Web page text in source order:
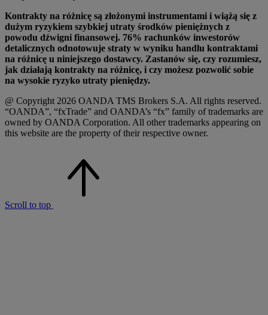
Kontrakty na różnicę są złożonymi instrumentami i wiążą się z
dużym ryzykiem szybkiej utraty środków pieniężnych z
powodu dźwigni finansowej. 76% rachunków inwestorów
detalicznych odnotowuje straty w wyniku handlu kontraktami
na różnicę u niniejszego dostawcy. Zastanów się, czy rozumiesz,
jak działają kontrakty na różnicę, i czy możesz pozwolić sobie
na wysokie ryzyko utraty pieniędzy.
@ Copyright 2026 OANDA TMS Brokers S.A. All rights reserved.
“OANDA”, “fxTrade” and OANDA’s “fx” family of trademarks are
owned by OANDA Corporation. All other trademarks appearing on
this website are the property of their respective owner.
Scroll to top